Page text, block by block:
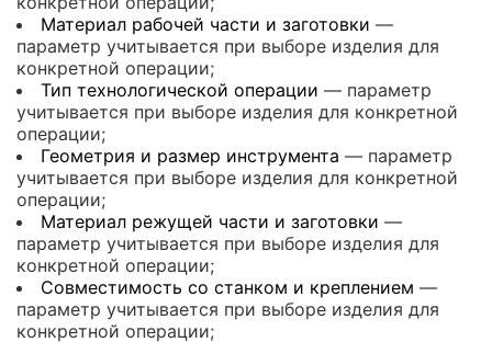
Материал рабочей части и заготовки —
параметр учитывается при выборе изделия для
конкретной операции;
Тип технологической операции — параметр
учитывается при выборе изделия для конкретной
операции;
Геометрия и размер инструмента — параметр
учитывается при выборе изделия для конкретной
операции;
Материал режущей части и заготовки —
параметр учитывается при выборе изделия для
конкретной операции;
Совместимость со станком и креплением —
параметр учитывается при выборе изделия для
конкретной операции;